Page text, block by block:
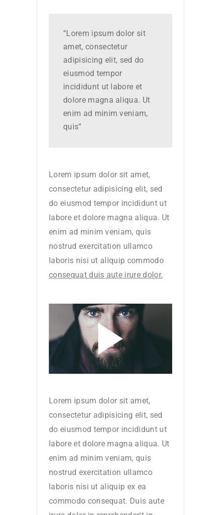
“Lorem ipsum dolor sit
amet, consectetur
adipisicing elit, sed do
eiusmod tempor
incididunt ut labore et
dolore magna aliqua. Ut
enim ad minim veniam,
quis”
Lorem ipsum dolor sit amet,
consectetur adipisicing elit, sed
do eiusmod tempor incididunt ut
labore et dolore magna aliqua. Ut
enim ad minim veniam, quis
nostrud exercitation ullamco
laboris nisi ut aliquip commodo
consequat duis aute irure dolor.
Lorem ipsum dolor sit amet,
consectetur adipisicing elit, sed
do eiusmod tempor incididunt ut
labore et dolore magna aliqua. Ut
enim ad minim veniam, quis
nostrud exercitation ullamco
laboris nisi ut aliquip ex ea
commodo consequat. Duis aute